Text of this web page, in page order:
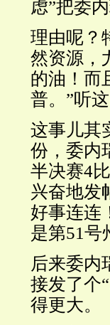
虑”把委
理由呢？
然资源，
的油！而
普。”听
这事儿其
份，委内
半决赛4
兴奋地发
好事连连
是第51号
后来委内
接发了个
得更大。